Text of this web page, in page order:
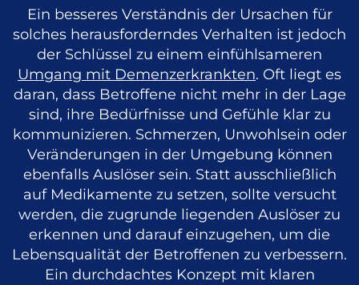
Ein besseres Verständnis der Ursachen für
solches herausforderndes Verhalten ist jedoch
der Schlüssel zu einem einfühlsameren
Umgang mit Demenzerkrankten. Oft liegt es
daran, dass Betroffene nicht mehr in der Lage
sind, ihre Bedürfnisse und Gefühle klar zu
kommunizieren. Schmerzen, Unwohlsein oder
Veränderungen in der Umgebung können
ebenfalls Auslöser sein. Statt ausschließlich
auf Medikamente zu setzen, sollte versucht
werden, die zugrunde liegenden Auslöser zu
erkennen und darauf einzugehen, um die
Lebensqualität der Betroffenen zu verbessern.
Ein durchdachtes Konzept mit klaren